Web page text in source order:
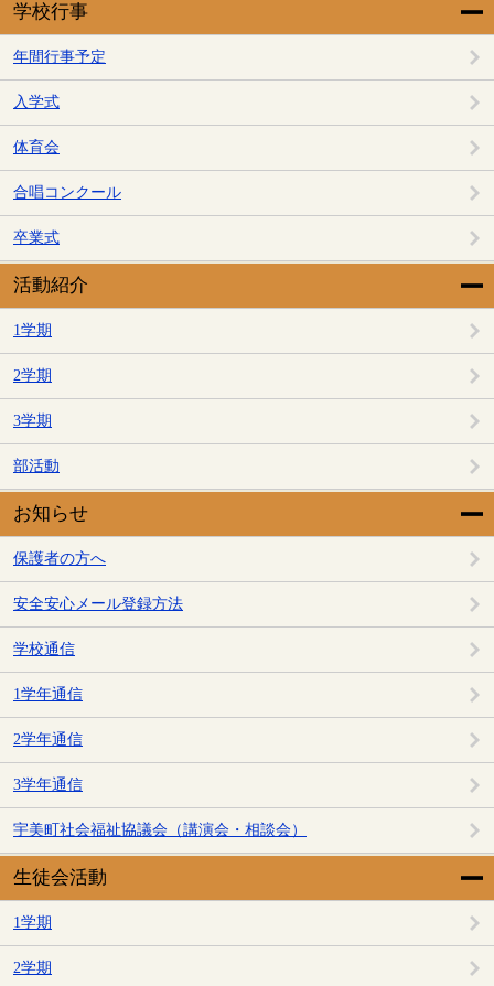
学校行事
年間行事予定
入学式
体育会
合唱コンクール
卒業式
活動紹介
1学期
2学期
3学期
部活動
お知らせ
保護者の方へ
安全安心メール登録方法
学校通信
1学年通信
2学年通信
3学年通信
宇美町社会福祉協議会（講演会・相談会）
生徒会活動
1学期
2学期